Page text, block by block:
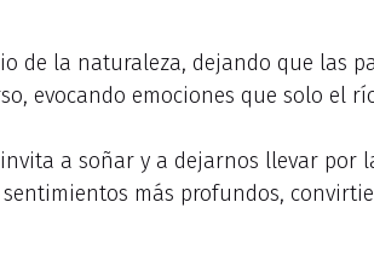
de la naturaleza, dejando que las
evocando emociones que solo el
a soñar y a dejarnos llevar por
más profundos,